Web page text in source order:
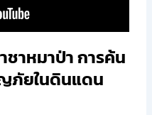
ชาหมาป่า การค้น
ภัยในดินแดน